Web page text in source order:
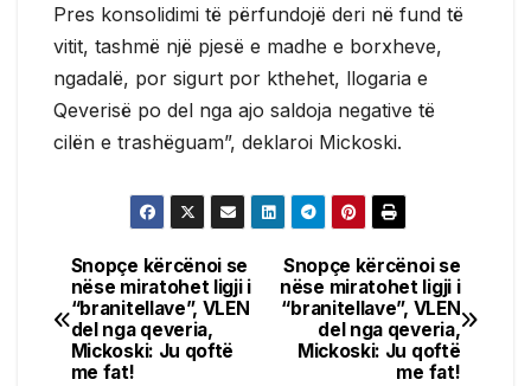
Pres konsolidimi të përfundojë deri në fund të
vitit, tashmë një pjesë e madhe e borxheve,
ngadalë, por sigurt por kthehet, llogaria e
Qeverisë po del nga ajo saldoja negative të
cilën e trashëguam”, deklaroi Mickoski.
Post
navigation
Snopçe kërcënoi se
nëse miratohet ligji i
“branitellave”, VLEN
del nga qeveria,
Mickoski: Ju qoftë
me fat!
Snopçe kërcënoi se
nëse miratohet ligji i
“branitellave”, VLEN
del nga qeveria,
Mickoski: Ju qoftë
me fat!